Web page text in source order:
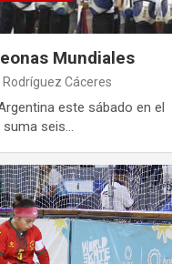
Mundiales
Cáceres
este sábado en el
seis…